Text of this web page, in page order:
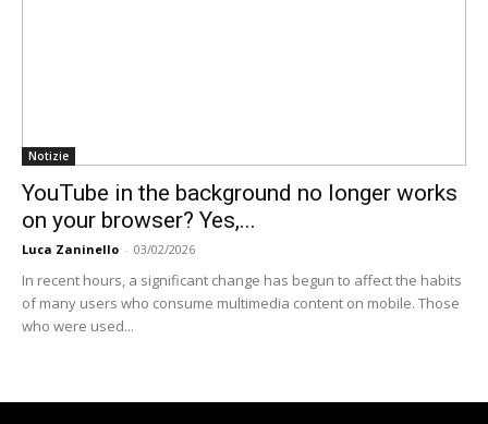
Notizie
YouTube in the background no longer works
on your browser? Yes,...
Luca Zaninello - 03/02/2026
In recent hours, a significant change has begun to affect the habits
of many users who consume multimedia content on mobile. Those
who were used...